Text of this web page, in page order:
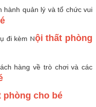
hành quản lý và tổ chức vui
đi kèm Nội thất phòng
hàng về trò chơi và các
phòng cho bé